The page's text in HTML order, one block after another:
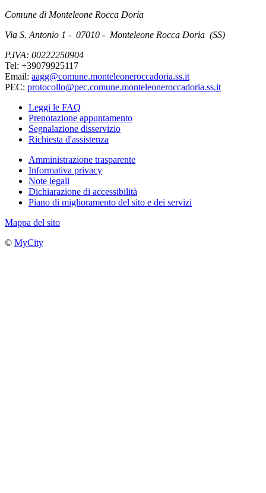
Comune di Monteleone Rocca Doria
Via S. Antonio 1 - 07010 - Monteleone Rocca Doria (SS)
P.IVA: 00222250904
Tel: +39079925117
Email: aagg@comune.monteleoneroccadoria.ss.it
PEC: protocollo@pec.comune.monteleoneroccadoria.ss.it
Leggi le FAQ
Prenotazione appuntamento
Segnalazione disservizio
Richiesta d'assistenza
Amministrazione trasparente
Informativa privacy
Note legali
Dichiarazione di accessibilità
Piano di miglioramento del sito e dei servizi
Mappa del sito
© MyCity